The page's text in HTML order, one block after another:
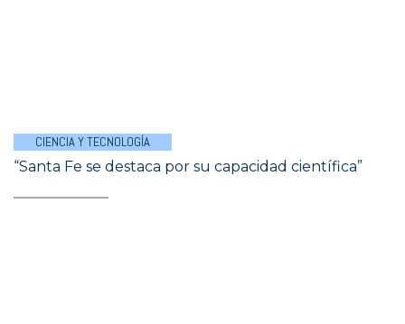
CIENCIA Y TECNOLOGÍA
“Santa Fe se destaca por su capacidad científica”